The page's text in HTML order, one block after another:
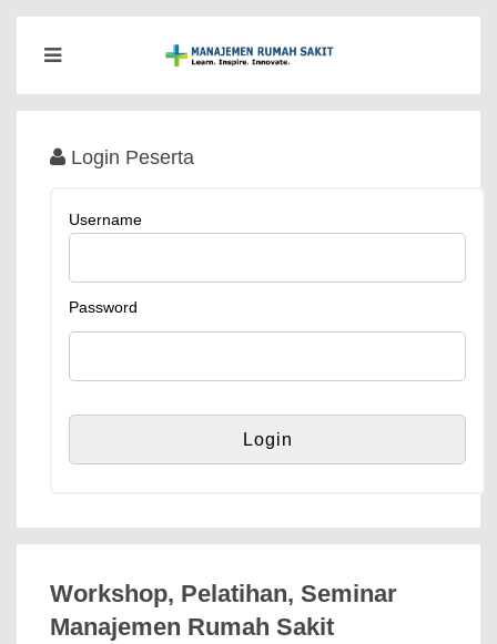
Login Peserta
Username
Password
Workshop, Pelatihan, Seminar
Manajemen Rumah Sakit